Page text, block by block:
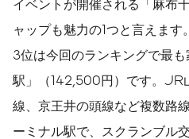
イベントが開催される「麻布
ャップも魅力の1つと言えます。
3位は今回のランキングで最
駅」（142,500円）です。JR
線、京王井の頭線など複数路
ーミナル駅で、スクランブル